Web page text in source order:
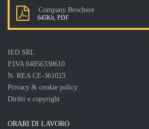
Company Brochure
645Kb, PDF
IED SRL
P.IVA 04856330610
N. REA CE-361023
Privacy & cookie policy
Diritti e copyright
ORARI DI LAVORO